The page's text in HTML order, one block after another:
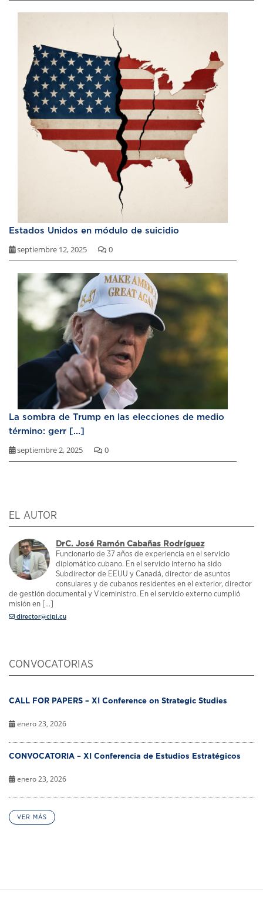
Estados Unidos en módulo de suicidio
septiembre 12, 2025 0
La sombra de Trump en las elecciones de medio
término: gerr [...]
septiembre 2, 2025 0
EL AUTOR
DrC. José Ramón Cabañas Rodríguez
Funcionario de 37 años de experiencia en el servicio
diplomático cubano. En el servicio interno ha sido
Subdirector de EEUU y Canadá, director de asuntos
consulares y de cubanos residentes en el exterior, director
de gestión documental y Viceministro. En el servicio externo cumplió
misión en [...]
director@cipi.cu
CONVOCATORIAS
CALL FOR PAPERS – XI Conference on Strategic Studies
enero 23, 2026
CONVOCATORIA – XI Conferencia de Estudios Estratégicos
enero 23, 2026
VER MÁS